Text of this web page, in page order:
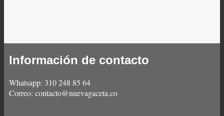
Información de contacto
Whatsapp: 310 248 85 64
Correo: contacto@nuevagaceta.co